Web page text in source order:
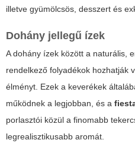
illetve gyümölcsös, desszert és
Dohány jellegű ízek
A dohány ízek között a naturális,
rendelkező folyadékok hozhatják
élményt. Ezek a keverékek
működnek a legjobban, és a
porlasztói közül a finomabb
legrealisztikusabb aromát.